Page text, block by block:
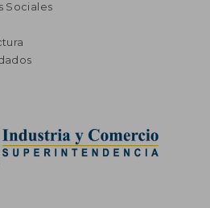
Sociales